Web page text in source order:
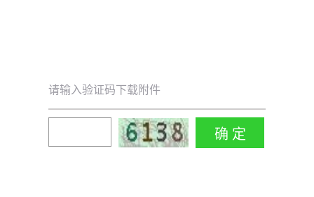
请输入验证码下载附件